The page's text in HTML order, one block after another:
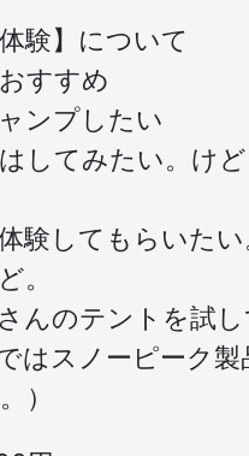
プ
デ
ビ
ュ
ー
し
ん
験】について
すすめ
ンプしたい
してみたい。け
験してもらいた
。
んのテントを試
はスノーピーク製
）